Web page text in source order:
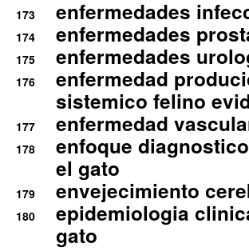
173 enfermedades
174 enfermedades
175 enfermedades
176
enfermedad
sistemico felino
177 enfermedad
178
enfoque
el gato
179 envejecimiento
180
epidemiologia
gato